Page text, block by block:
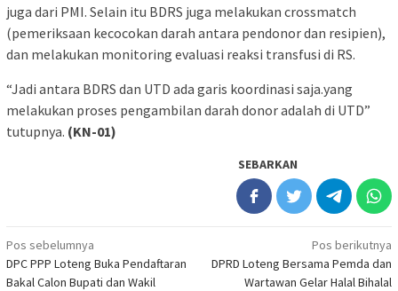
juga dari PMI. Selain itu BDRS juga melakukan crossmatch
(pemeriksaan kecocokan darah antara pendonor dan resipien),
dan melakukan monitoring evaluasi reaksi transfusi di RS.
“Jadi antara BDRS dan UTD ada garis koordinasi saja.yang
melakukan proses pengambilan darah donor adalah di UTD”
tutupnya. (KN-01)
SEBARKAN
Navigasi
pos
Pos sebelumnya
DPC PPP Loteng Buka Pendaftaran
Bakal Calon Bupati dan Wakil
Pos berikutnya
DPRD Loteng Bersama Pemda dan
Wartawan Gelar Halal Bihalal